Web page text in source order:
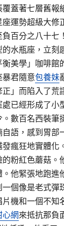
蓋著七層舊
運勢超級大
百分之八十
水瓶座，立
美學」咖啡
君隨意包養妹
」而陷入了
已經形成了
數百名西裝
語，感到胃
瘋狂地實體
粉紅色蘑菇
他緊張地跑
個像是老式
機和一個不
心網來抵抗那負